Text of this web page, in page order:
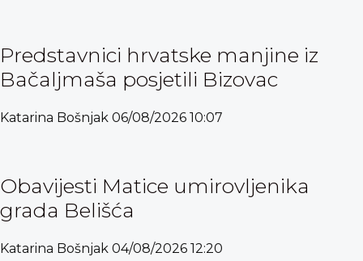
Predstavnici hrvatske manjine iz
Bačaljmaša posjetili Bizovac
Katarina Bošnjak 06/08/2026 10:07
Obavijesti Matice umirovljenika
grada Belišća
Katarina Bošnjak 04/08/2026 12:20